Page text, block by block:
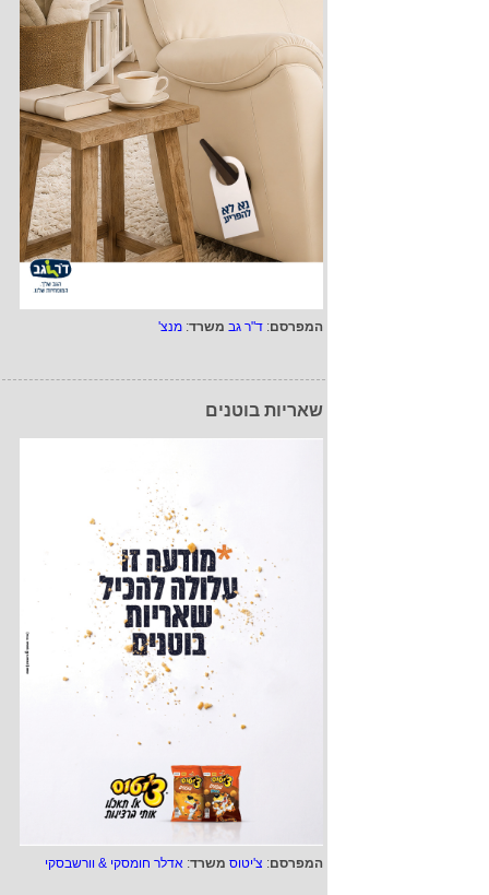
המפרסם: ד"ר גב משרד: מנצ'
שאריות בוטנים
המפרסם: צ'יטוס משרד: אדלר חומסקי & וורשבסקי